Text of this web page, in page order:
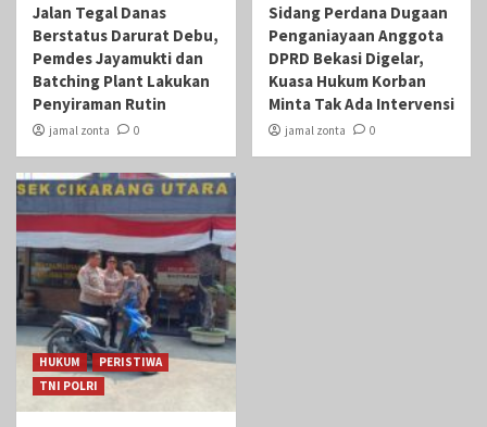
Jalan Tegal Danas
Berstatus Darurat Debu,
Pemdes Jayamukti dan
Batching Plant Lakukan
Penyiraman Rutin
jamal zonta 0
Sidang Perdana Dugaan
Penganiayaan Anggota
DPRD Bekasi Digelar,
Kuasa Hukum Korban
Minta Tak Ada Intervensi
jamal zonta 0
HUKUM
PERISTIWA
TNI POLRI